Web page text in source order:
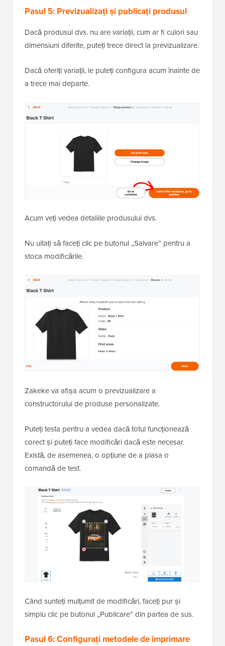
Pasul 5: Previzualizați și publicați produsul
Dacă produsul dvs. nu are variații, cum ar fi culori sau
dimensiuni diferite, puteți trece direct la previzualizare.
Dacă oferiți variații, le puteți configura acum înainte de
a trece mai departe.
Acum veți vedea detaliile produsului dvs.
Nu uitați să faceți clic pe butonul „Salvare” pentru a
stoca modificările.
Zakeke va afișa acum o previzualizare a
constructorului de produse personalizate.
Puteți testa pentru a vedea dacă totul funcționează
corect și puteți face modificări dacă este necesar.
Există, de asemenea, o opțiune de a plasa o
comandă de test.
Când sunteți mulțumit de modificări, faceți pur și
simplu clic pe butonul „Publicare” din partea de sus.
Pasul 6: Configurați metodele de imprimare